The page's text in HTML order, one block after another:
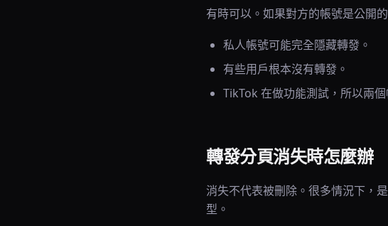
有時可以。如果對方的帳號是公開
私人帳號可能完全隱藏轉發。
有些用戶根本沒有轉發。
TikTok 在做功能測試，所以兩
轉發分頁消失時怎麼辦
消失不代表被刪除。很多情況下，
型。